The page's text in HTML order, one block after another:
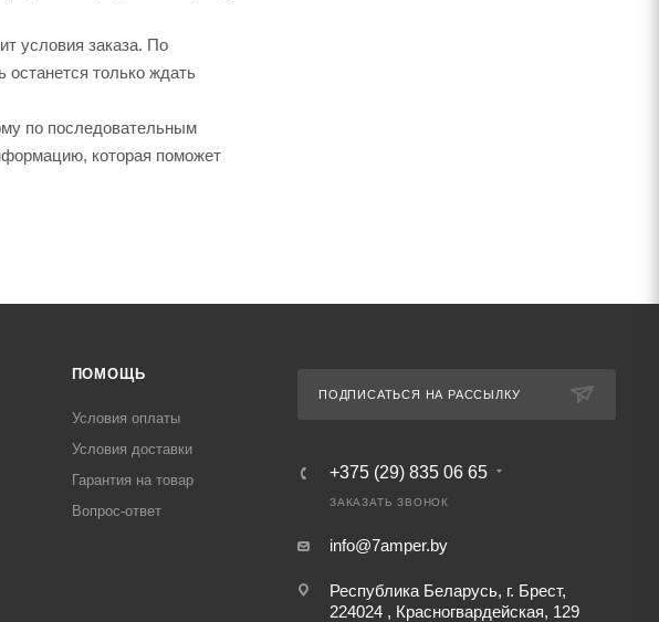
условия заказа. По
только ждать
по последовательным
которая поможет
ПОМОЩЬ
Условия оплаты
Условия доставки
Гарантия на товар
Вопрос-ответ
ПОДПИСАТЬСЯ НА РАССЫЛКУ
+375 (29) 835 06 65
ЗАКАЗАТЬ ЗВОНОК
info@7amper.by
Республика Беларусь, г. Брест,
224024 , Красногвардейская, 129